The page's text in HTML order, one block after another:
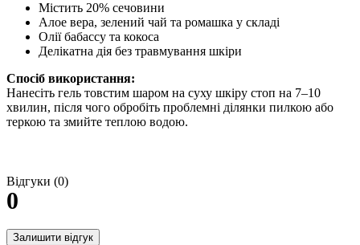
Містить 20% сечовини
Алое вера, зелений чай та ромашка у складі
Олії бабассу та кокоса
Делікатна дія без травмування шкіри
Спосіб використання:
Нанесіть гель товстим шаром на суху шкіру стоп на 7–10
хвилин, після чого обробіть проблемні ділянки пилкою або
теркою та змийте теплою водою.
Відгуки (0)
0
Залишити відгук